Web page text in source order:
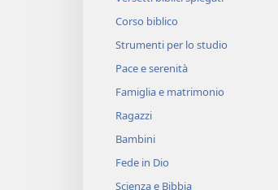
Corso biblico
Strumenti per lo studio
Pace e serenità
Famiglia e matrimonio
Ragazzi
Bambini
Fede in Dio
Scienza e Bibbia